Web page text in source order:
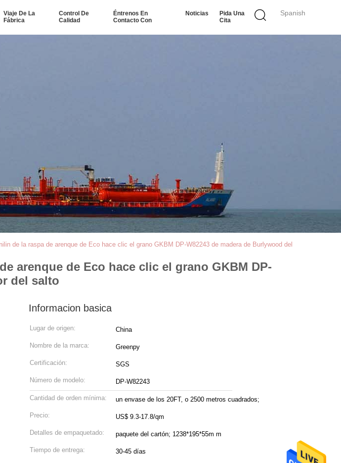
Spanish
Viaje De La
Fábrica
Control De
Calidad
Éntrenos En
Contacto Con
Noticias
Pida Una
Cita
de la raspa de arenque de Eco hace clic el grano GKBM DP-W82243 de madera de Burlywood del
arenque de Eco hace clic el grano GKBM DP-
del salto
Informacion basica
Lugar de origen: China
Nombre de la marca: Greenpy
Certificación: SGS
Número de modelo: DP-W82243
Cantidad de orden mínima: un envase de los 20FT, o 2500 metros cuadrados;
Precio: US$ 9.3-17.8/qm
Detalles de empaquetado: paquete del cartón; 1238*195*55m m
Tiempo de entrega: 30-45 días